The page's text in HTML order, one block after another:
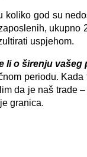
koliko god su
uspjehom.
li o širenju
periodu.
da je naš trade
granica.